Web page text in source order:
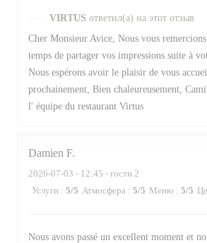
VIRTUS ответил(а) на этот отзыв
Cher Monsieur Avice, Nous vous
temps de partager vos impressions suite à
Nous espérons avoir le plaisir de vous
prochainement, Bien chaleureusement,
l' équipe du restaurant Virtus
Damien F
2026-07-03 - 12:45 - гости 2
Услуги : 5/5 Атмосфера : 5/5 Меню : 5/5
Nous avons passé un excellent moment et